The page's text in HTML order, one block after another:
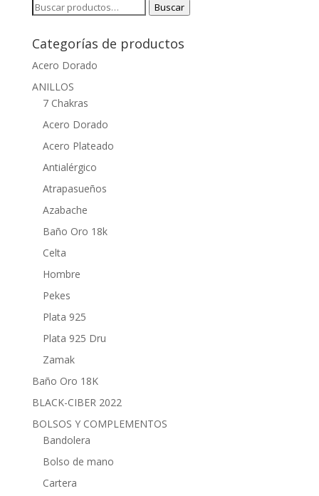
Buscar
Buscar
Categorías de productos
Acero Dorado
ANILLOS
7 Chakras
Acero Dorado
Acero Plateado
Antialérgico
Atrapasueños
Azabache
Baño Oro 18k
Celta
Hombre
Pekes
Plata 925
Plata 925 Dru
Zamak
Baño Oro 18K
BLACK-CIBER 2022
BOLSOS Y COMPLEMENTOS
Bandolera
Bolso de mano
Cartera